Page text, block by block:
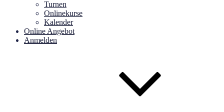
Turnen
Onlinekurse
Kalender
Online Angebot
Anmelden